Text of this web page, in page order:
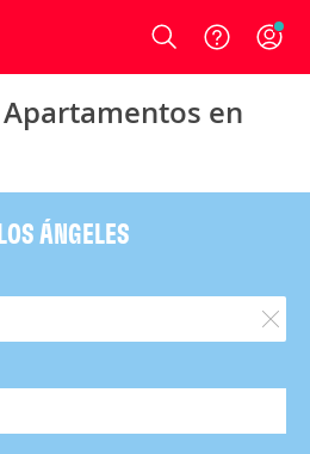
Login
en
ÁNGELES